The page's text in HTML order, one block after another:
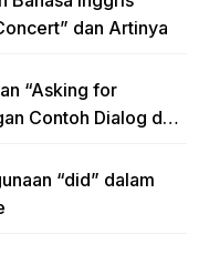
dan Artinya
“Asking for
Contoh Dialog dan
“did” dalam